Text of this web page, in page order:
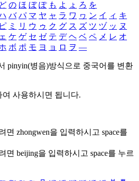
ど の ほ ぼ ぽ も よ ょ ろ を
バ パ マ ヤ ャ ラ ワ ヮ ン イ ィ キ
ピ ミ リ ウ ゥ ク グ ス ズ ツ ヅ ッ ヌ
ェ ケ ゲ セ ゼ テ デ ヘ ベ ペ メ レ オ
ボ ポ モ ヨ ョ ロ ヲ ―
pinyin(병음)방식으로 중국어를 변환
사용하시면 됩니다.
면 zhongwen을 입력하시고 space를
면 beijing을 입력하시고 space를 누르